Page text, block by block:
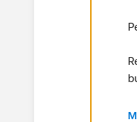
-